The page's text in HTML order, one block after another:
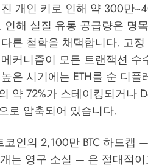
개인 키로 인해 약 300만
해 실질 유통 공급량은 명
른 철학을 채택합니다. 고
커니즘이 모든 트랜잭션
은 시기에는 ETH를 순 디
약 72%가 스테이킹되거나
로 압축되어 있습니다.
인의 2,100만 BTC 하드캡
는 영구 소실 — 은 절대적